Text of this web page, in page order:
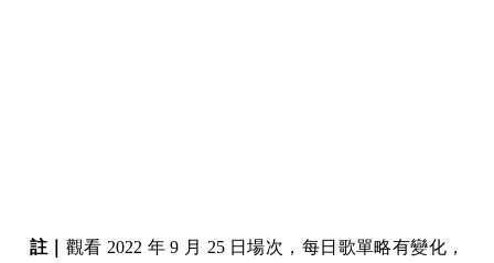
註｜ 觀看 2022 年 9 月 25 日場次，每日歌單略有變化，